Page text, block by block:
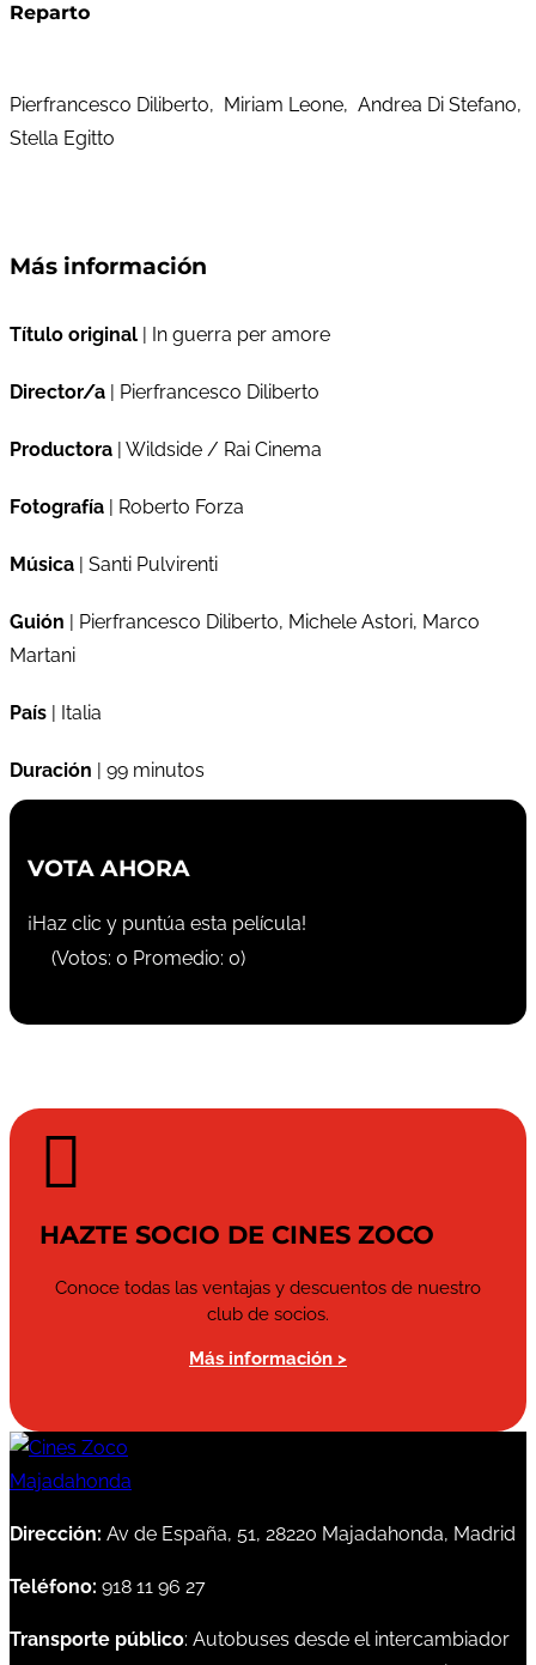
Reparto
Pierfrancesco Diliberto, Miriam Leone, Andrea Di Stefano,
Stella Egitto
Más información
Título original | In guerra per amore
Director/a | Pierfrancesco Diliberto
Productora | Wildside / Rai Cinema
Fotografía | Roberto Forza
Música | Santi Pulvirenti
Guión | Pierfrancesco Diliberto, Michele Astori, Marco
Martani
País | Italia
Duración | 99 minutos
VOTA AHORA
¡Haz clic y puntúa esta película!
(Votos: 0 Promedio: 0)

HAZTE SOCIO DE CINES ZOCO
Conoce todas las ventajas y descuentos de nuestro
club de socios.
Más información >
Dirección: Av de España, 51, 28220 Majadahonda, Madrid
Teléfono: 918 11 96 27
Transporte público: Autobuses desde el intercambiador